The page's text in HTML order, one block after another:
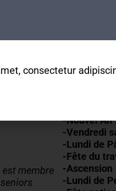
est membre
de9hà12h
-Nouvel An
-Vendredi
-Lundi de
-Fête du
-Ascension :
-Lundi de
consectetur